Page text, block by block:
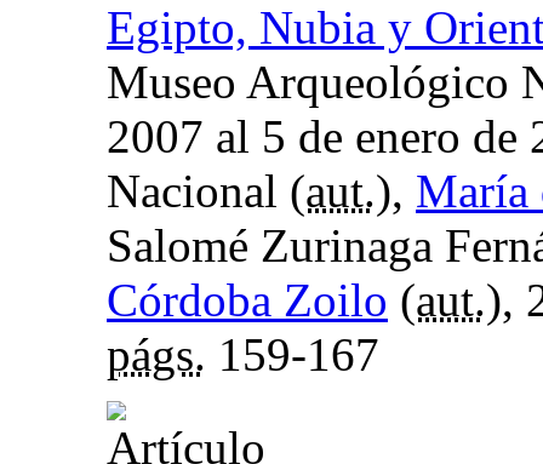
Egipto, Nubia y
Museo Arqueológico
2007 al 5 de enero de
Nacional (aut.), María
Salomé Zurinaga
Córdoba Zoilo (aut.),
págs. 159-167